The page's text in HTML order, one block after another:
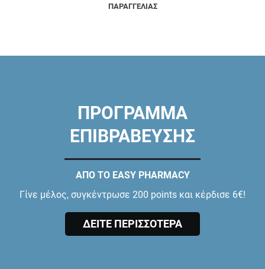
ΠΑΡΑΓΓΕΛΙΑΣ
ΠΡΟΓΡΑΜΜΑ
ΕΠΙΒΡΑΒΕΥΣΗΣ
ΑΠΟ ΤΟ EASY PHARMACY
Γίνε μέλος, συγκέντρωσε 200 points και κέρδισε 6€!
ΔΕΙΤΕ ΠΕΡΙΣΣΟΤΕΡΑ